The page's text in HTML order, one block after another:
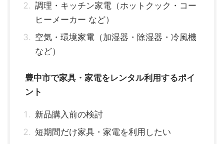
調理・キッチン家電（ホットクック・コー
ヒーメーカー など）
空気・環境家電（加湿器・除湿器・冷風機
など）
豊中市で家具・家電をレンタル利用するポイ
ント
新品購入前の検討
短期間だけ家具・家電を利用したい